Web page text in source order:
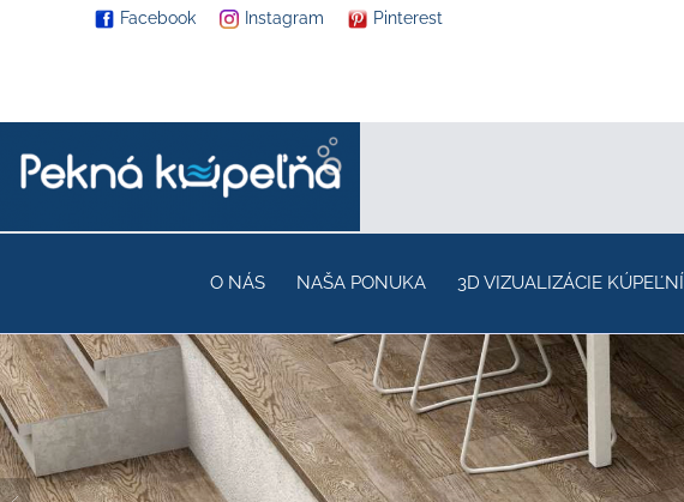
Facebook Instagram Pinterest
O NÁS NAŠA PONUKA 3D VIZUALIZÁCIE KÚPEĽNÍ